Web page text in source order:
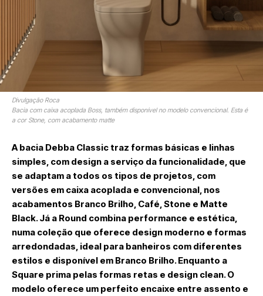
Divulgação Roca
Bacia com caixa acoplada Boss, também disponível no modelo convencional. Esta é
a cor Stone, com acabamento matte
A bacia Debba Classictraz formas básicas e linhas
simples, com design a serviço da funcionalidade, que
se adaptam a todos os tipos de projetos, com
versões em caixa acoplada e convencional, nos
acabamentos Branco Brilho, Café, Stone e Matte
Black. Já a Round combina performance e estética,
numa coleção que oferece design moderno e formas
arredondadas, ideal para banheiros com diferentes
estilos e disponível em Branco Brilho. Enquanto a
Square prima pelas formas retas e design clean. O
modelo oferece um perfeito encaixe entre assento e